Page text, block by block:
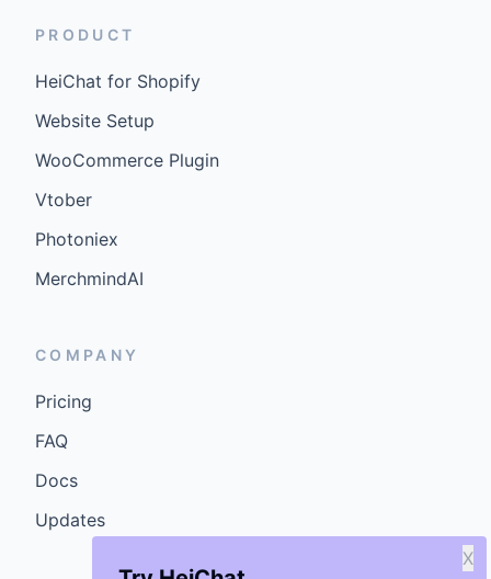
X
PRODUCT
HeiChat for Shopify
Website Setup
WooCommerce Plugin
Vtober
Photoniex
MerchmindAI
COMPANY
Pricing
FAQ
Docs
Updates